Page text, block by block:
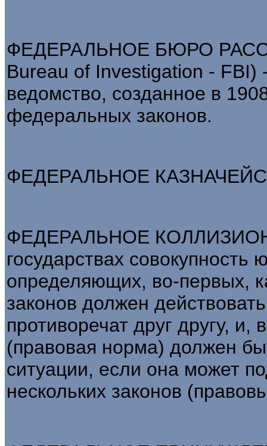
ФЕДЕРАЛЬНОЕ БЮРО
Bureau of Investigation -
ведомство, созданное в
федеральных законов.
ФЕДЕРАЛЬНОЕ
ФЕДЕРАЛЬНОЕ
государствах совокупность
определяющих, во-первых,
законов должен
противоречат друг другу, и,
(правовая норма) должен
ситуации, если она может
нескольких законов